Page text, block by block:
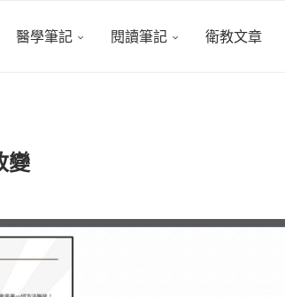
醫學筆記 閱讀筆記 衛教文章
變